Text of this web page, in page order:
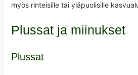
myös rinteisille tai yläpuolisille
Plussat ja miinukset
Plussat